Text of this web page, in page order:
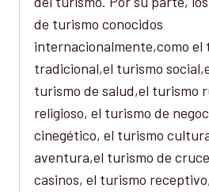
de turismo conocidos
internacionalmente,como el
tradicional,el turismo
turismo de salud,el turismo
religioso, el turismo de
cinegético, el turismo
aventura,el turismo de
casinos, el turismo